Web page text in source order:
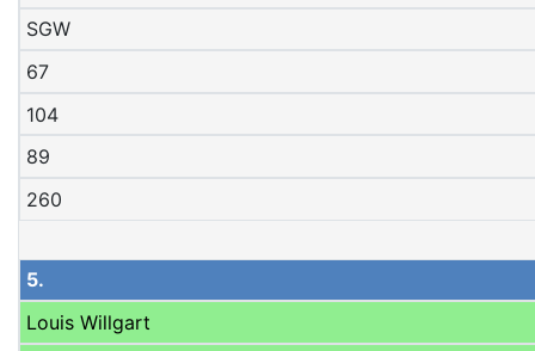
SGW
67
104
89
260
5.
Louis Willgart